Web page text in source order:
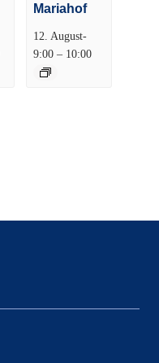
Mariahof
12. August-
9:00 – 10:00